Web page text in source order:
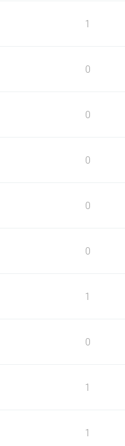
1
0
0
0
0
0
1
0
1
1